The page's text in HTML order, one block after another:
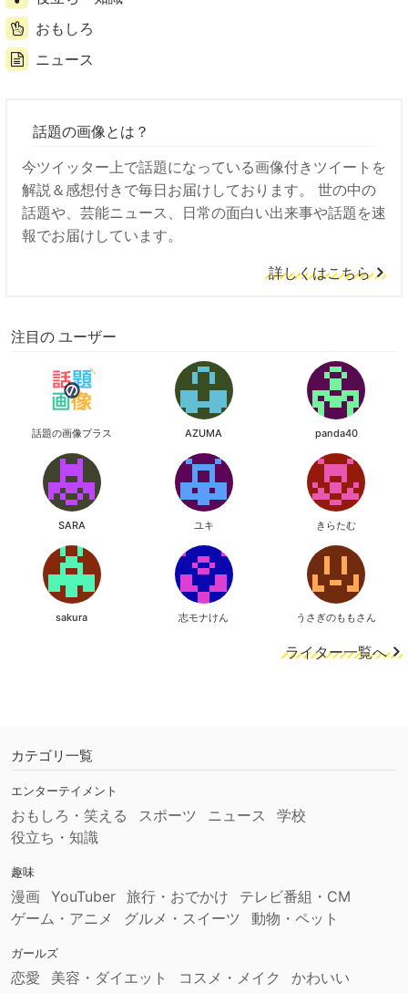
おもしろ
ニュース
話題の画像とは？
今ツイッター上で話題になっている画像付きツイートを
解説＆感想付きで毎日お届けしております。 世の中の
話題や、芸能ニュース、日常の面白い出来事や話題を速
報でお届けしています。
詳しくはこちら
注目の ユーザー
話題の画像プラス AZUMA panda40
SARA ユキ きらたむ
sakura 志モナけん うさぎのももさん
ライター一覧へ
カテゴリ一覧
エンターテイメント
おもしろ・笑える スポーツ ニュース
学校
役立ち・知識
趣味
漫画 YouTuber 旅行・おでかけ
テレビ番組・CM
ゲーム・アニメ
グルメ・スイーツ 動物・ペット
ガールズ
恋愛 美容・ダイエット コスメ・メイク かわいい